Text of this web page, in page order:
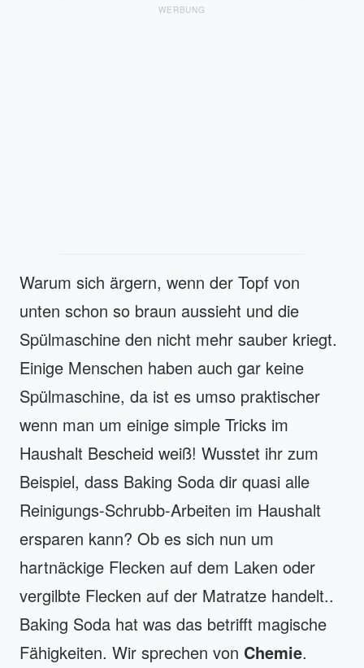
WERBUNG
Warum sich ärgern, wenn der Topf von
unten schon so braun aussieht und die
Spülmaschine den nicht mehr sauber kriegt.
Einige Menschen haben auch gar keine
Spülmaschine, da ist es umso praktischer
wenn man um einige simple Tricks im
Haushalt Bescheid weiß! Wusstet ihr zum
Beispiel, dass Baking Soda dir quasi alle
Reinigungs-Schrubb-Arbeiten im Haushalt
ersparen kann? Ob es sich nun um
hartnäckige Flecken auf dem Laken oder
vergilbte Flecken auf der Matratze handelt..
Baking Soda hat was das betrifft magische
Fähigkeiten. Wir sprechen von Chemie.